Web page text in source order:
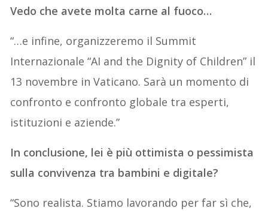
Vedo che avete molta carne al fuoco…
“…e infine, organizzeremo il Summit
Internazionale “AI and the Dignity of Children” il
13 novembre in Vaticano. Sarà un momento di
confronto e confronto globale tra esperti,
istituzioni e aziende.”
In conclusione, lei è più ottimista o pessimista
sulla convivenza tra bambini e digitale?
“Sono realista. Stiamo lavorando per far sì che,